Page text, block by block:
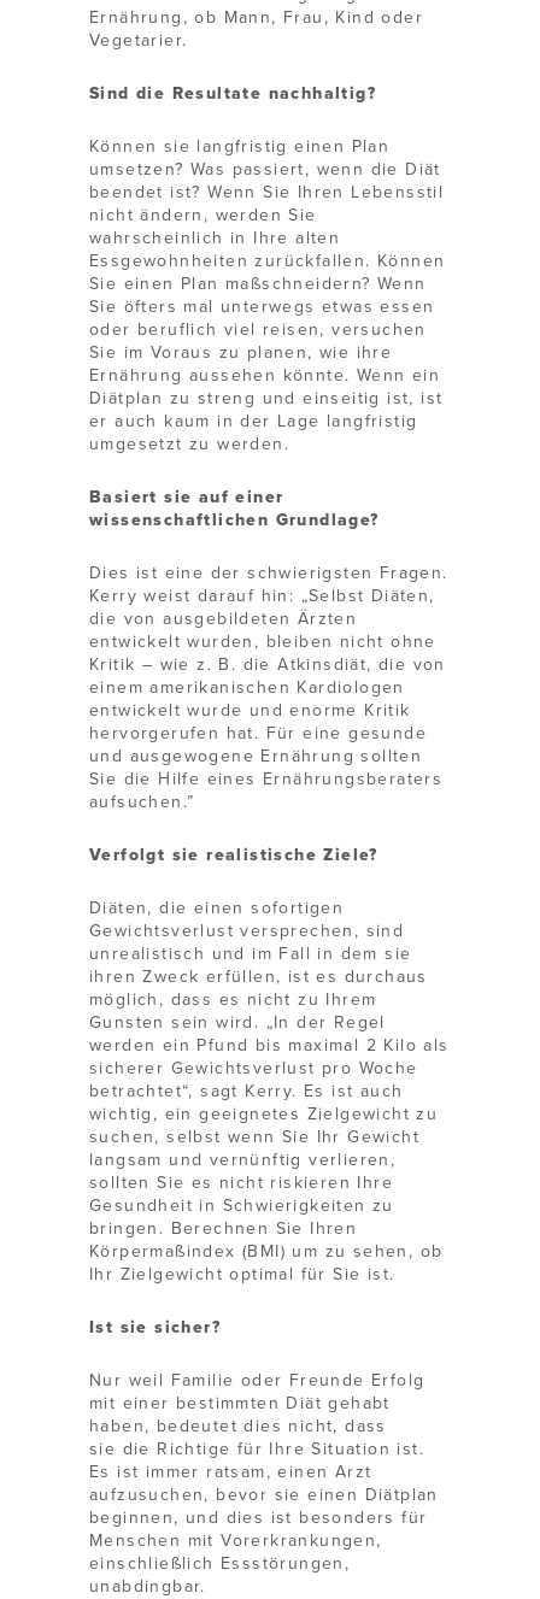
Ernährung, ob Mann, Frau, Kind oder
Vegetarier.
Sind die Resultate nachhaltig?
Können sie langfristig einen Plan
umsetzen? Was passiert, wenn die Diät
beendet ist? Wenn Sie Ihren Lebensstil
nicht ändern, werden Sie
wahrscheinlich in Ihre alten
Essgewohnheiten zurückfallen. Können
Sie einen Plan maßschneidern? Wenn
Sie öfters mal unterwegs etwas essen
oder beruflich viel reisen, versuchen
Sie im Voraus zu planen, wie ihre
Ernährung aussehen könnte. Wenn ein
Diätplan zu streng und einseitig ist, ist
er auch kaum in der Lage langfristig
umgesetzt zu werden.
Basiert sie auf einer
wissenschaftlichen Grundlage?
Dies ist eine der schwierigsten Fragen.
Kerry weist darauf hin: „Selbst Diäten,
die von ausgebildeten Ärzten
entwickelt wurden, bleiben nicht ohne
Kritik – wie z. B. die Atkinsdiät, die von
einem amerikanischen Kardiologen
entwickelt wurde und enorme Kritik
hervorgerufen hat. Für eine gesunde
und ausgewogene Ernährung sollten
Sie die Hilfe eines Ernährungsberaters
aufsuchen.”
Verfolgt sie realistische Ziele?
Diäten, die einen sofortigen
Gewichtsverlust versprechen, sind
unrealistisch und im Fall in dem sie
ihren Zweck erfüllen, ist es durchaus
möglich, dass es nicht zu Ihrem
Gunsten sein wird. „In der Regel
werden ein Pfund bis maximal 2 Kilo als
sicherer Gewichtsverlust pro Woche
betrachtet“, sagt Kerry. Es ist auch
wichtig, ein geeignetes Zielgewicht zu
suchen, selbst wenn Sie Ihr Gewicht
langsam und vernünftig verlieren,
sollten Sie es nicht riskieren Ihre
Gesundheit in Schwierigkeiten zu
bringen. Berechnen Sie Ihren
Körpermaßindex (BMI) um zu sehen, ob
Ihr Zielgewicht optimal für Sie ist.
Ist sie sicher?
Nur weil Familie oder Freunde Erfolg
mit einer bestimmten Diät gehabt
haben, bedeutet dies nicht, dass
sie die Richtige für Ihre Situation ist.
Es ist immer ratsam, einen Arzt
aufzusuchen, bevor sie einen Diätplan
beginnen, und dies ist besonders für
Menschen mit Vorerkrankungen,
einschließlich Essstörungen,
unabdingbar.